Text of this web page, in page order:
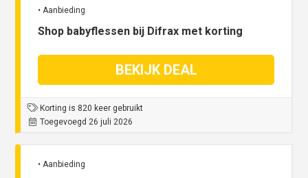
• Aanbieding
Shop babyflessen bij Difrax met korting
BEKIJK DEAL
Korting is 820 keer gebruikt
Toegevoegd 26 juli 2026
• Aanbieding